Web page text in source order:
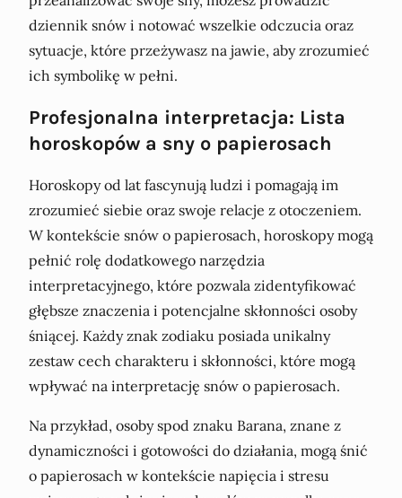
dziennik snów i notować wszelkie odczucia oraz
sytuacje, które przeżywasz na jawie, aby zrozumieć
ich symbolikę w pełni.
Profesjonalna interpretacja: Lista
horoskopów a sny o papierosach
Horoskopy od lat fascynują ludzi i pomagają im
zrozumieć siebie oraz swoje relacje z otoczeniem.
W kontekście snów o papierosach, horoskopy mogą
pełnić rolę dodatkowego narzędzia
interpretacyjnego, które pozwala zidentyfikować
głębsze znaczenia i potencjalne skłonności osoby
śniącej. Każdy znak zodiaku posiada unikalny
zestaw cech charakteru i skłonności, które mogą
wpływać na interpretację snów o papierosach.
Na przykład, osoby spod znaku Barana, znane z
dynamiczności i gotowości do działania, mogą śnić
o papierosach w kontekście napięcia i stresu